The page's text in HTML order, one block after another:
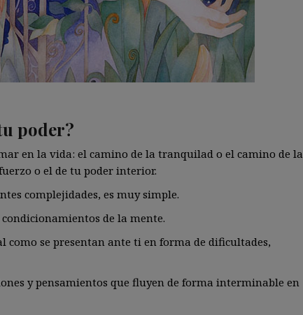
poder?
en la vida: el camino de la tranquilad o el camino de la
o el de tu poder interior.
complejidades, es muy simple.
de la mente.
como se presentan ante ti en forma de dificultades,
y pensamientos que fluyen de forma interminable en